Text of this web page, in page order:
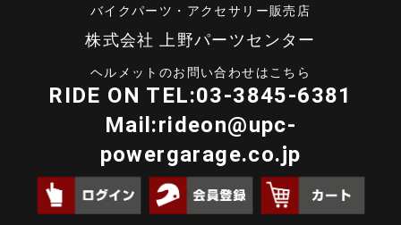
バイクパーツ・アクセサリー販売店
株式会社 上野パーツセンター
ヘルメットのお問い合わせはこちら
RIDE ON TEL:03-3845-6381
Mail:rideon@upc-
powergarage.co.jp